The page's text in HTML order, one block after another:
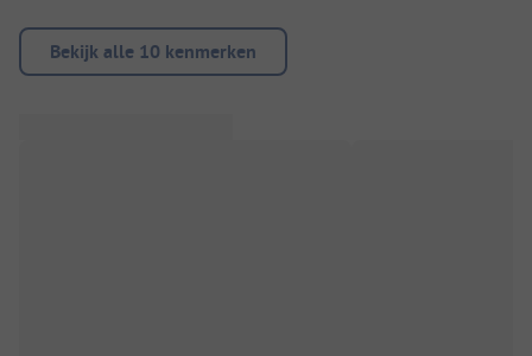
Bekijk alle 10 kenmerken